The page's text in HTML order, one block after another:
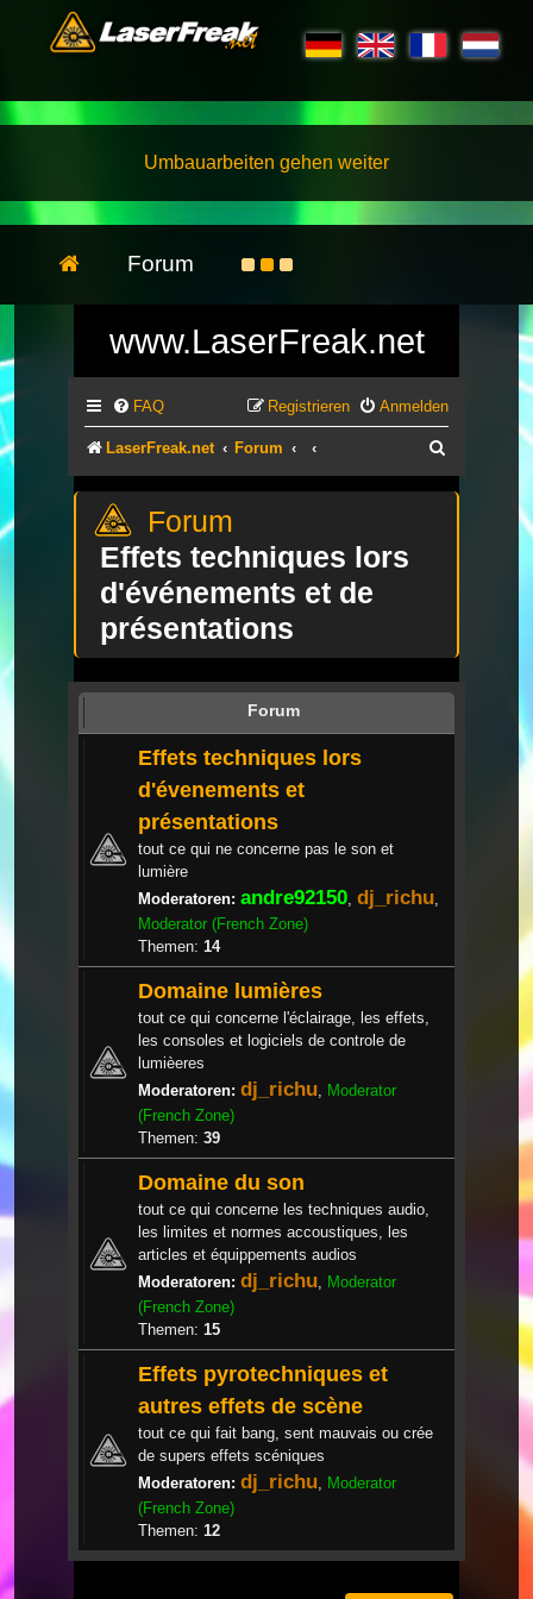
Umbauarbeiten gehen weiter
Forum
www.LaserFreak.net
FAQ Anmelden
Registrieren
LaserFreak.net Forum
Effets techniques lors
d'événements et de
présentations
Forum
Effets techniques lors
d'évenements et
présentations
tout ce qui ne concerne pas le son et
lumière
Moderatoren: andre92150 dj_richu
Moderator (French Zone)
Themen: 14
Domaine lumières
tout ce qui concerne l'éclairage, les effets,
les consoles et logiciels de controle de
lumièeres
Moderatoren: dj_richu Moderator
(French Zone)
Themen: 39
Domaine du son
tout ce qui concerne les techniques audio,
les limites et normes accoustiques, les
articles et équippements audios
Moderatoren: dj_richu Moderator
(French Zone)
Themen: 15
Effets pyrotechniques et
autres effets de scène
tout ce qui fait bang, sent mauvais ou crée
de supers effets scéniques
Moderatoren: dj_richu Moderator
(French Zone)
Themen: 12